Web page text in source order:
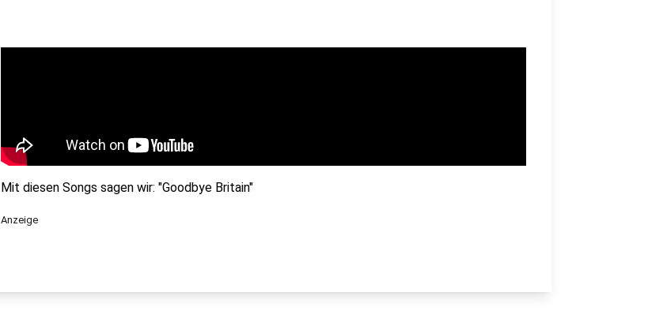
Mit diesen Songs sagen wir: "Goodbye Britain"
Anzeige